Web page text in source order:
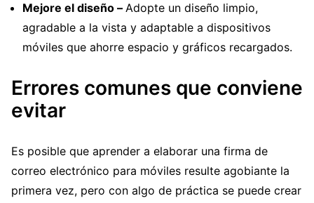
Mejore el diseño – Adopte un diseño limpio,
agradable a la vista y adaptable a dispositivos
móviles que ahorre espacio y gráficos recargados.
Errores comunes que conviene
evitar
Es posible que aprender a elaborar una firma de
correo electrónico para móviles resulte agobiante la
primera vez, pero con algo de práctica se puede crear